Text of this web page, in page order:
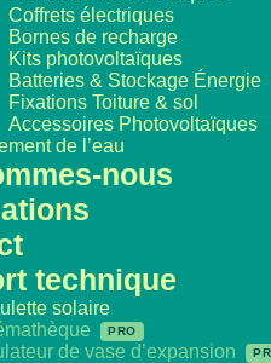
Coffrets électriques
Bornes de recharge
Kits photovoltaïques
Batteries & Stockage Énergie
Fixations Toiture & sol
Accessoires Photovoltaïques
de l’eau
nous
technique
solaire
de vase d’expansion